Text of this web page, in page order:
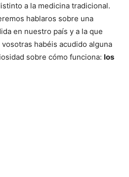
a la medicina tradicional.
hablaros sobre una
en nuestro país y a la que
habéis acudido alguna
sobre cómo funciona: los